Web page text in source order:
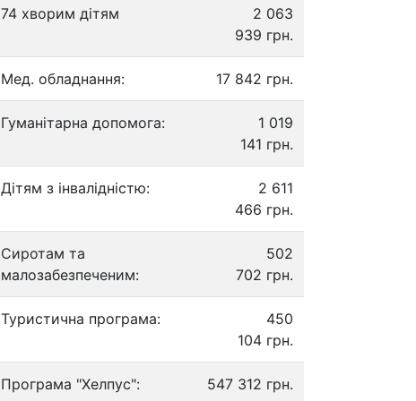
74 хворим дітям
2 063
939 грн.
Мед. обладнання: 17 842 грн.
Гуманітарна допомога:
1 019
141 грн.
Дітям з інвалідністю:
2 611
466 грн.
Сиротам та
малозабезпеченим:
502
702 грн.
Туристична програма:
450
104 грн.
Програма "Хелпус": 547 312 грн.